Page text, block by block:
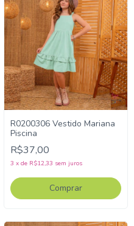
R0200306 Vestido Mariana
Piscina
R$37,00
3 x de R$12,33 sem juros
Comprar